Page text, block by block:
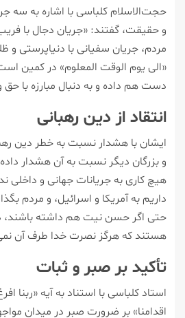
حجت‌الاسلام کلباسی با اشاره به سه
و حقیقت، گفتند: «جریان دجال با
مردم، جریان سفیانی با دنیاپرستی و
«الی یوم الوقت المعلوم» در کمین
دست هم داده و به دنبال مبارزه با
انتقاد از دین رهبانی
ایشان با هشدار نسبت به خطر دین
و بزرگان دیگر نسبت به آن هشدار
هیچ کاری به جریانات جهانی و داخلی
داریم به آمریکا و اسرائیل، و مردم
حتی اگر حسن نیت هم داشته باشند،
هستند که هرگز نصرت خدا طرف آن
تأکید بر صبر و ثبات
استاد کلباسی با استناد به آیه «ربنا
اقدامنا» بر ضرورت صبر در میدان